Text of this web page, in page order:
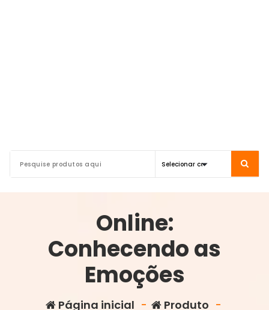
Online:
Conhecendo as
Emoções
Página inicial - Produto -